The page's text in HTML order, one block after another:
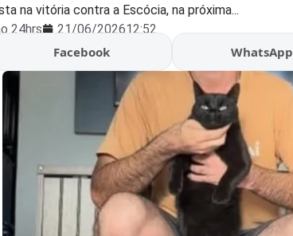
na vitória contra a Escócia, na próxima...
24hrs
21/06/202612:52
Facebook WhatsApp